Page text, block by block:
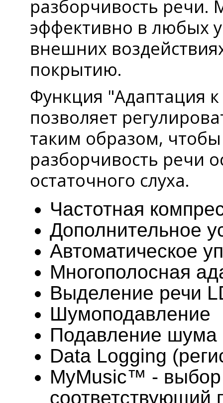
разборчивость речи.
эффективно в любых
внешних
покрытию.
Функция "Адаптация
позволяет
таким образом,
разборчивость речи
остаточного слуха.
Частотная
Дополнительное
Автоматическое
Многополосная
Выделение речи
Шумоподавление
Подавление шума
Data Logging
MyMusic™ -
соответствующий